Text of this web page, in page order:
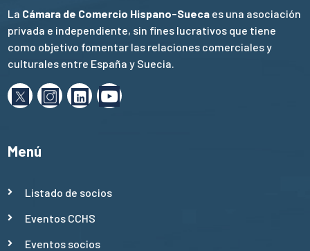
La Cámara de Comercio Hispano-Sueca es una asociación
privada e independiente, sin fines lucrativos que tiene
como objetivo fomentar las relaciones comerciales y
culturales entre España y Suecia.
Menú
Listado de socios
Eventos CCHS
Eventos socios